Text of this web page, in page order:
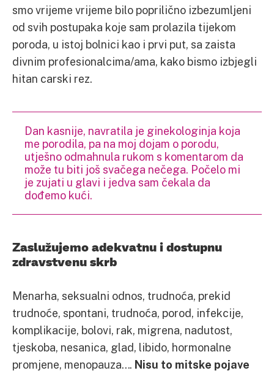
smo vrijeme vrijeme bilo poprilično izbezumljeni
od svih postupaka koje sam prolazila tijekom
poroda, u istoj bolnici kao i prvi put, sa zaista
divnim profesionalcima/ama, kako bismo izbjegli
hitan carski rez.
Dan kasnije, navratila je ginekologinja koja
me porodila, pa na moj dojam o porodu,
utješno odmahnula rukom s komentarom da
može tu biti još svačega nečega. Počelo mi
je zujati u glavi i jedva sam čekala da
dođemo kući.
Zaslužujemo adekvatnu i dostupnu
zdravstvenu skrb
Menarha, seksualni odnos, trudnoća, prekid
trudnoće, spontani, trudnoća, porod, infekcije,
komplikacije, bolovi, rak, migrena, nadutost,
tjeskoba, nesanica, glad, libido, hormonalne
promjene, menopauza…. Nisu to mitske pojave